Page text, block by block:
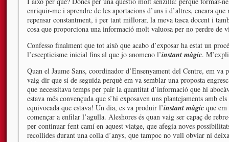
enriquir-me i aprendre de les aportacions d’uns i d’altres, encara
repensar constantment, i per tant millorar, la meva tasca docent i
cosa que proporciona una informació molt valuosa per no perdre de
Confesso finalment que tot això que acabo d’exposar ha estat un
l’escepticisme inicial fins al que jo anomeno l’instant màgic.
Quan el Jaume Sans, coordinador d’Ensenyament del Centre, em
vaig dir que sí de seguida perquè em va semblar una proposta
que necessitava temps per pair la quantitat d’informació que hi
estava més convençuda que s’hi exposaven uns plantejaments amb
equivocada que estava! Un dia, es va produir l’instant màgic que
començar a enfilar l’agulla. Aleshores és quan vaig ser capaç de
per continuar fent camí en aquest viatge, que afegia noves
recollides durant una colla d’anys, que tampoc no vull obviar ni